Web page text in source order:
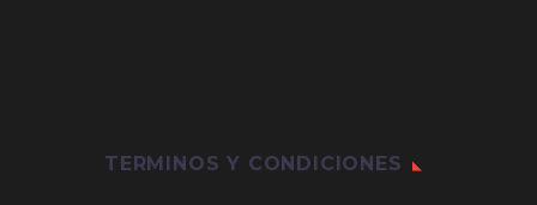
TERMINOS Y CONDICIONES